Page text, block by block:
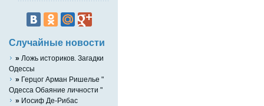
Случайные новости
» Ложь историков. Загадки
Одессы
» Герцог Арман Ришелье "
Одесса Обаяние личности "
» Иосиф Де-Рибас